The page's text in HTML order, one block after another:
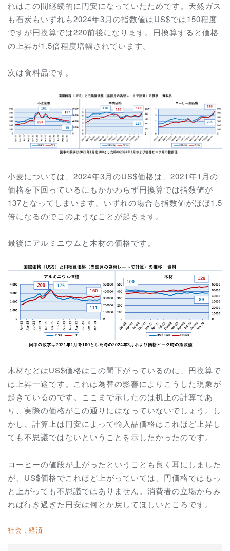
れはこの間継続的に円安になっていたためです。天然ガス
も石炭もいずれも2024年3月の指数値はUS$では150程度
ですが円換算では220前後になります。円換算すると価格
の上昇が1.5倍程度増幅されています。
次は食料品です。
小麦については、2024年3月のUS$価格は、2021年1月の
価格を下回っているにもかかわらず円換算では指数値が
137となってしまいます。いずれの場合も指数値がほぼ1.5
倍になるのでこのようなことが起きます。
最後にアルミニウムと木材の価格です。
木材などはUS$価格はこの間下がっているのに、円換算で
は上昇一途です。これは為替の影響によりこうした現象が
起きているのです。ここまで示したのは机上の計算であ
り、実際の価格がこの通りにはなっていないでしょう。し
かし、計算上は円安によって輸入品価格はこれほど上昇し
ても不思議ではないということを示したかったのです。
コーヒーの値段が上がったということも良く耳にしました
が、US$価格でこれほど上がっていては、円価格ではもっ
と上がっても不思議ではありません。消費者の立場からみ
れば行き過ぎた円安は何とか戻してほしいところです。
社会 経済